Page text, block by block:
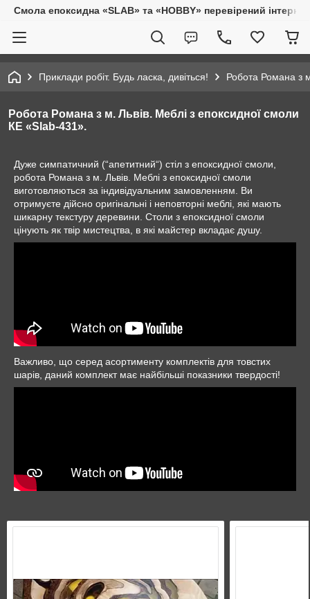
Смола епоксидна «SLAB» та «HOBBY» перевірений
Приклади робіт. Будь ласка, дивіться! Робота Романа з
Робота Романа з м. Львів. Меблі з епоксидної смоли
КЕ «Slab-431».
Дуже симпатичний (“апетитний“) стіл з епоксидної смоли,
робота Романа з м. Львів. Меблі з епоксидної смоли
виготовляються за індивідуальним замовленням. Ви
отримуєте дійсно оригінальні і неповторні меблі, які мають
шикарну текстуру деревини. Столи з епоксидної смоли
цінують як твір мистецтва, в які майстер вкладає душу.
Важливо, що серед асортименту комплектів для товстих
шарів, даний комплект має найбільші показники твердості!